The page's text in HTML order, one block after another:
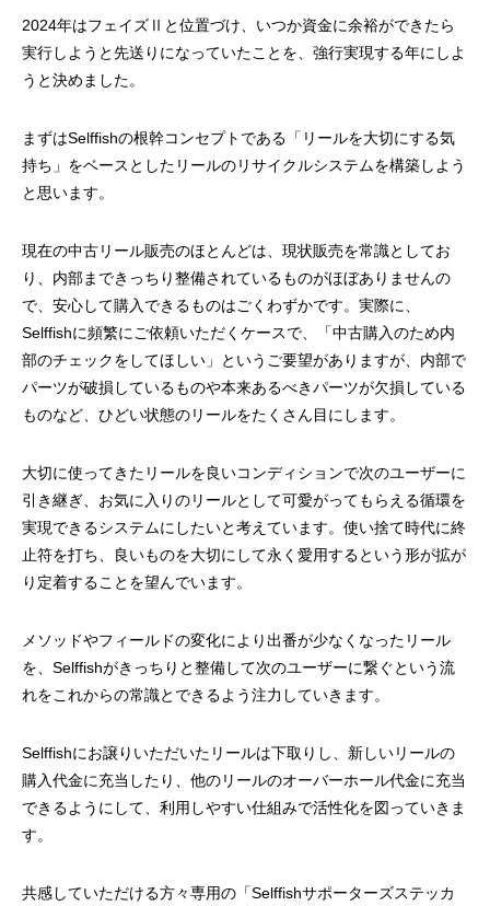
謹賀新年
2026.01.01 2025.05.16
リールオーバーホール「マスタープログラ
Selffishが教えるリ
2024年はフェイズⅡと位置づけ、いつか資金に余裕ができたら
実行しようと先送りになっていたことを、強行実現する年にしよ
うと決めました。
まずはSelffishの根幹コンセプトである「リールを大切にする気
持ち」をベースとしたリールのリサイクルシステムを構築しよう
と思います。
現在の中古リール販売のほとんどは、現状販売を常識としてお
り、内部まできっちり整備されているものがほぼありませんの
で、安心して購入できるものはごくわずかです。実際に、
Selffishに頻繁にご依頼いただくケースで、「中古購入のため内
部のチェックをしてほしい」というご要望がありますが、内部で
パーツが破損しているものや本来あるべきパーツが欠損している
ものなど、ひどい状態のリールをたくさん目にします。
大切に使ってきたリールを良いコンディションで次のユーザーに
引き継ぎ、お気に入りのリールとして可愛がってもらえる循環を
実現できるシステムにしたいと考えています。使い捨て時代に終
止符を打ち、良いものを大切にして永く愛用するという形が拡が
り定着することを望んでいます。
メソッドやフィールドの変化により出番が少なくなったリール
を、Selffishがきっちりと整備して次のユーザーに繋ぐという流
れをこれからの常識とできるよう注力していきます。
Selffishにお譲りいただいたリールは下取りし、新しいリールの
購入代金に充当したり、他のリールのオーバーホール代金に充当
できるようにして、利用しやすい仕組みで活性化を図っていきま
す。
共感していただける方々専用の「Selffishサポーターズステッカ